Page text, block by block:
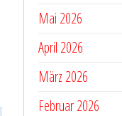
Mai 2026
April 2026
März 2026
Februar 2026